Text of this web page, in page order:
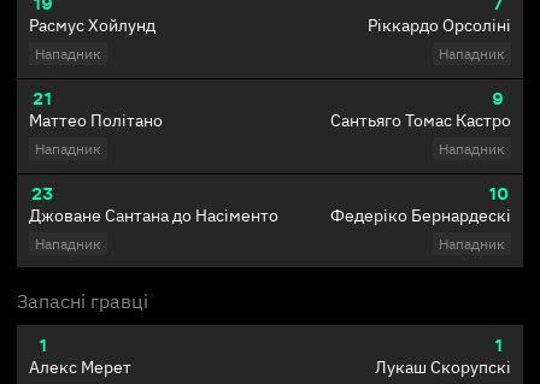
Расмус Хойлунд
Нападник
21
Маттео Політано
Нападник
23
Джоване Сантана до Насіменто
Нападник
Ріккардо Орсоліні
Нападник
9
Сантьяго Томас Кастро
Нападник
10
Федеріко Бернардескі
Нападник
Запасні гравці
1
Алекс Мерет
1
Лукаш Скорупскі